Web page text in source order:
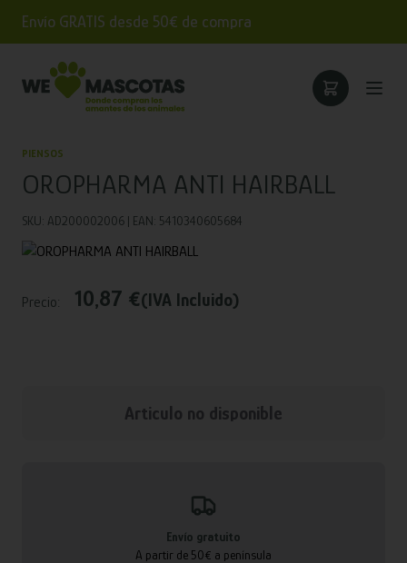
Envío GRATIS desde 50€ de compra
PIENSOS
OROPHARMA ANTI HAIRBALL
SKU: AD200002006 | EAN: 5410340605684
Precio: 10,87 €(IVA Incluido)
Articulo no disponible
Envío gratuito
A partir de 50€ a península